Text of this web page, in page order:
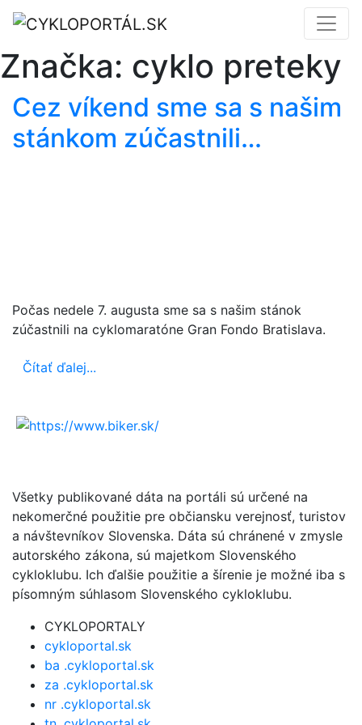
Značka: cyklo preteky
Cez víkend sme sa s našim
stánkom zúčastnili…
Počas nedele 7. augusta sme sa s našim stánok
zúčastnili na cyklomaratóne Gran Fondo Bratislava.
Čítať ďalej...
Všetky publikované dáta na portáli sú určené na
nekomerčné použitie pre občiansku verejnosť, turistov
a návštevníkov Slovenska. Dáta sú chránené v zmysle
autorského zákona, sú majetkom Slovenského
cykloklubu. Ich ďalšie použitie a šírenie je možné iba s
písomným súhlasom Slovenského cykloklubu.
CYKLOPORTALY
cykloportal.sk
ba .cykloportal.sk
za .cykloportal.sk
nr .cykloportal.sk